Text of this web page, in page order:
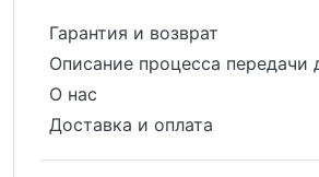
Гарантия и возврат
Описание процесса передачи
О нас
Доставка и оплата